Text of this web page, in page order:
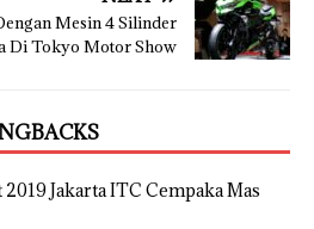
Mesin 4 Silinder
Di Tokyo Motor Show
Jakarta ITC Cempaka Mas